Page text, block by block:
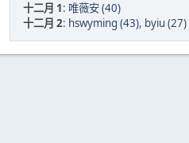
十二月 1: 唯薇安 (40)
十二月 2: hswyming (43), byiu (27)